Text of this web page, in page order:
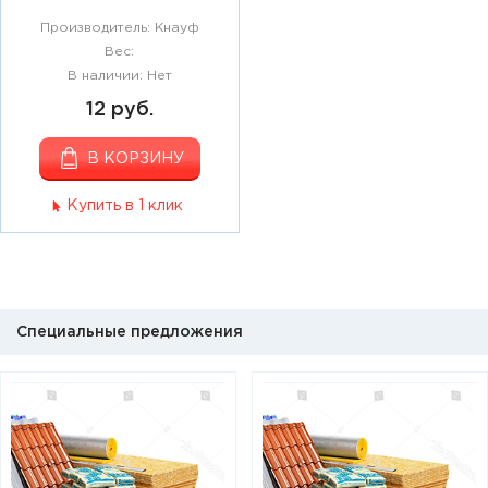
Производитель: Кнауф
Вес:
В наличии: Нет
12 руб.
В КОРЗИНУ
Купить в 1 клик
Специальные предложения